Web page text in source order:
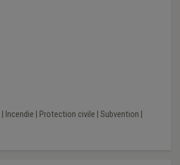
Incendie Protection civile Subvention